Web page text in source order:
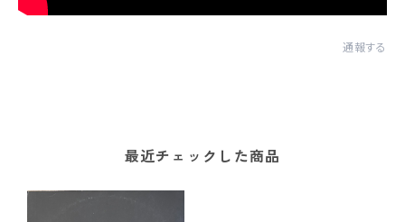
通報する
最近チェックした商品